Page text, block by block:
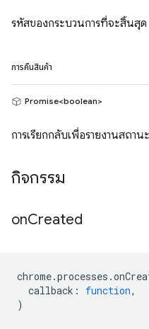
รหัสของกระบวนการที่จะสิ้นสุด
การคืนสินค้า
Promise<boolean>
การเรียกกลับเพื่อรายงานสถา
กิจกรรม
onCreated
chrome.processes .
callback : function,
)